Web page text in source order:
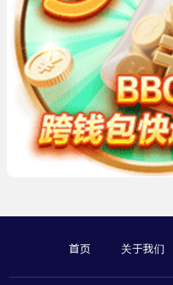
首页 关于我们